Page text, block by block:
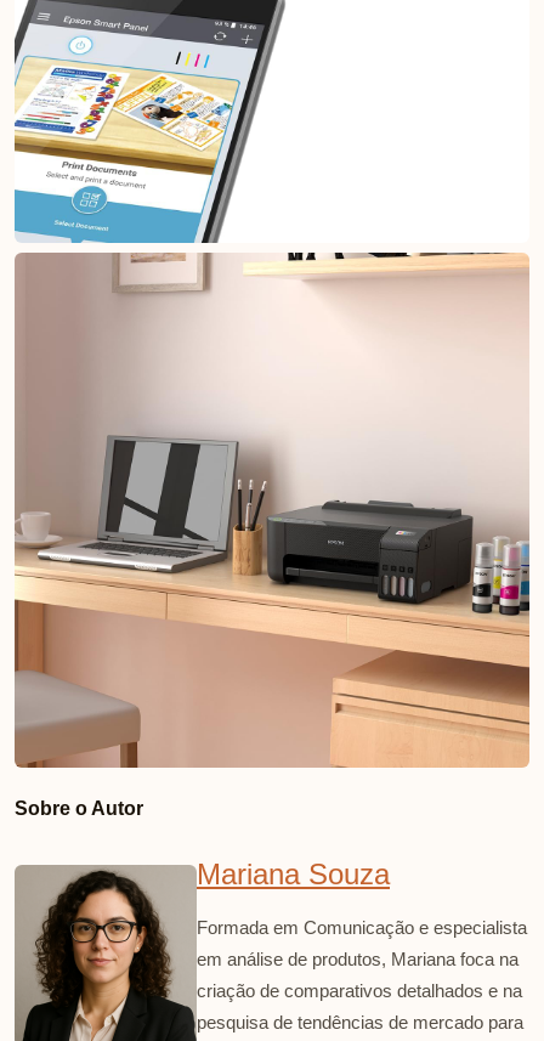
Sobre o Autor
Mariana Souza
Formada em Comunicação e especialista
em análise de produtos, Mariana foca na
criação de comparativos detalhados e na
pesquisa de tendências de mercado para